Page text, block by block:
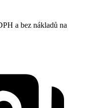
a bez nákladů na